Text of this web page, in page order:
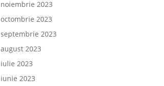
noiembrie 2023
octombrie 2023
septembrie 2023
august 2023
iulie 2023
iunie 2023